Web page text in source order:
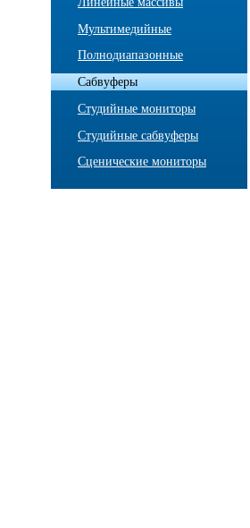
Мультимедийные
Полнодиапазонные
Сабвуферы
Студийные мониторы
Студийные сабвуферы
Сценические мониторы